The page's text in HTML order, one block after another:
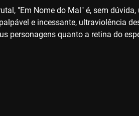
"Em Nome do Mal" é, sem
e incessante, ultraviolência
personagens quanto a retina do